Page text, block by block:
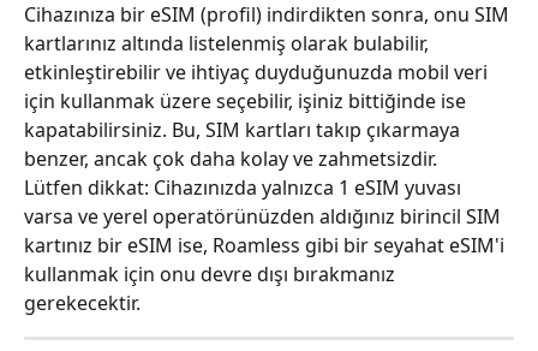
Cihazınıza bir eSIM (profil) indirdikten sonra, onu SIM
kartlarınız altında listelenmiş olarak bulabilir,
etkinleştirebilir ve ihtiyaç duyduğunuzda mobil veri
için kullanmak üzere seçebilir, işiniz bittiğinde ise
kapatabilirsiniz. Bu, SIM kartları takıp çıkarmaya
benzer, ancak çok daha kolay ve zahmetsizdir.
Lütfen dikkat: Cihazınızda yalnızca 1 eSIM yuvası
varsa ve yerel operatörünüzden aldığınız birincil SIM
kartınız bir eSIM ise, Roamless gibi bir seyahat eSIM'i
kullanmak için onu devre dışı bırakmanız
gerekecektir.